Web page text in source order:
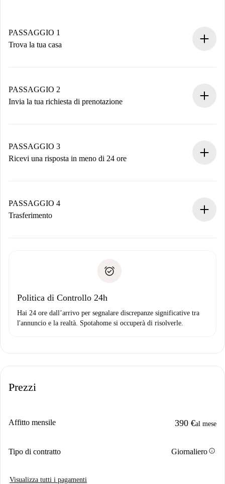
PASSAGGIO 1
Trova la tua casa
Hai tutte le informazioni necessarie in anticipo.
PASSAGGIO 2
Invia la tua richiesta di prenotazione
non accetta.
PASSAGGIO 3
Ricevi una risposta in meno di 24 ore
contatto con il proprietario.
Se rifiutata: non ti addebiteremo nulla e ti proporremo
Domiciliazione del pagamento
PASSAGGIO 4
Trasferimento
solo se non segnali problemi.
Politica di Controllo 24h
Hai 24 ore dall’arrivo per segnalare discrepanze significative tra
l'annuncio e la realtà. Spotahome si occuperà di risolverle.
Prezzi
Affitto mensile 390 €al mese
Tipo di contratto Giornalieroinfo
Visualizza tutti i pagamenti